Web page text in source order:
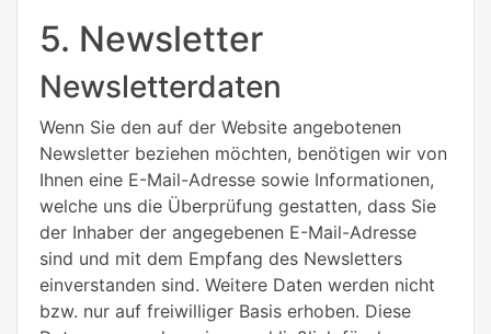
5. Newsletter
Newsletterdaten
Wenn Sie den auf der Website angebotenen
Newsletter beziehen möchten, benötigen wir von
Ihnen eine E-Mail-Adresse sowie Informationen,
welche uns die Überprüfung gestatten, dass Sie
der Inhaber der angegebenen E-Mail-Adresse
sind und mit dem Empfang des Newsletters
einverstanden sind. Weitere Daten werden nicht
bzw. nur auf freiwilliger Basis erhoben. Diese